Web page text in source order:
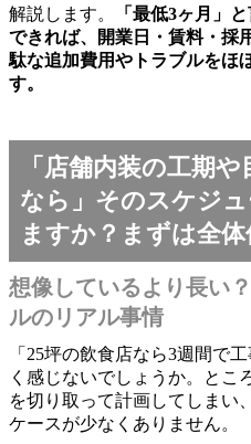
解説します。
「最低3ヶ月」
できれば、開業日・賃料・採
駄な追加費用やトラブルをほ
す。
「店舗内装の工期
なら」そのスケジ
ますか？まずは全
想像しているより長い
ルのリアル事情
「25坪の飲食店なら3週間で
く感じないでしょうか。とこ
を切り取って計画してしまい
ケースが少なくありません。